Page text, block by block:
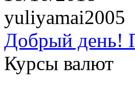
yuliyamai2005
Добрый день!
Курсы валют